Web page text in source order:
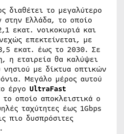
διαθέτει το μεγαλύτερο
στην Ελλάδα, το οποίο
εκατ. νοικοκυριά και
επεκτείνεται, με
εκατ. έως το 2030. Σε
η εταιρεία θα καλύψει
με δίκτυα οπτικών
Μεγάλο μέρος αυτού
έργο UltraFast
οποίο αποκλειστικά ο
ταχύτητες έως 1Gbps
πιο δυσπρόσιτες